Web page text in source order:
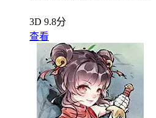
3D 9.8分
查看